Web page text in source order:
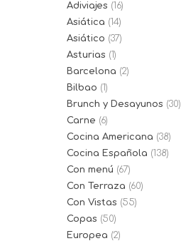
Adiviajes (16)
Asiática (14)
Asiático (37)
Asturias (1)
Barcelona (2)
Bilbao (1)
Brunch y Desayunos (30)
Carne (6)
Cocina Americana (38)
Cocina Española (138)
Con menú (67)
Con Terraza (60)
Con Vistas (55)
Copas (50)
Europea (2)